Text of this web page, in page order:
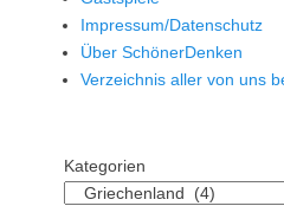
Impressum/Datenschutz
Über SchönerDenken
Verzeichnis aller von uns
Kategorien